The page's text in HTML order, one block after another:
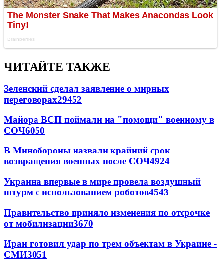
ЧИТАЙТЕ ТАКЖЕ
Зеленский сделал заявление о мирных
переговорах29452
Майора ВСП поймали на "помощи" военному в
СОЧ6050
В Минобороны назвали крайний срок
возвращения военных после СОЧ4924
Украина впервые в мире провела воздушный
штурм с использованием роботов4543
Правительство приняло изменения по отсрочке
от мобилизации3670
Иран готовил удар по трем объектам в Украине -
СМИ3051